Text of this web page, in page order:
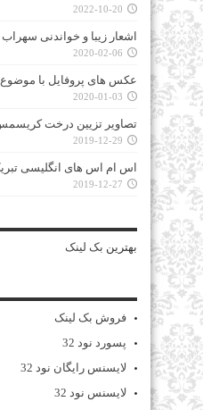
2022-10-20
اشعار زیبا و خواندنی
2020-02-06
عکس های پروفایل با موضوع
2020-01-03
تصاویر تزیین درخت
2019-12-29
اس ام اس های انگلیسی
2019-12-27
بهترین بک لینک
فروش بک لینک
پسورد نود 32
لایسنس رایگان نود 32
لایسنس نود 32